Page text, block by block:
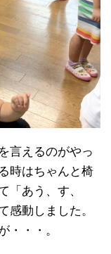
言えるのがやっ
時はちゃんと椅
「あう、す、
感動しました。
・・・。